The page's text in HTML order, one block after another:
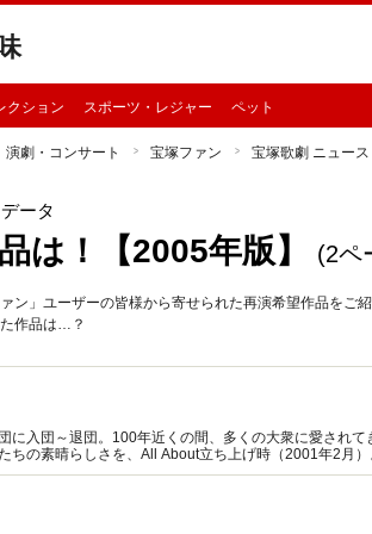
クション スポーツ・レジャー ペット
演劇・コンサート 宝塚ファン 宝塚歌劇 ニュース
ータ
は！【2005年版】 (2ペ
ン」ユーザーの皆様から寄せられた再演希望作品をご
作品は…？
に入団～退団。100年近くの間、多くの大衆に愛され
ちの素晴らしさを、All About立ち上げ時（2001年2月）